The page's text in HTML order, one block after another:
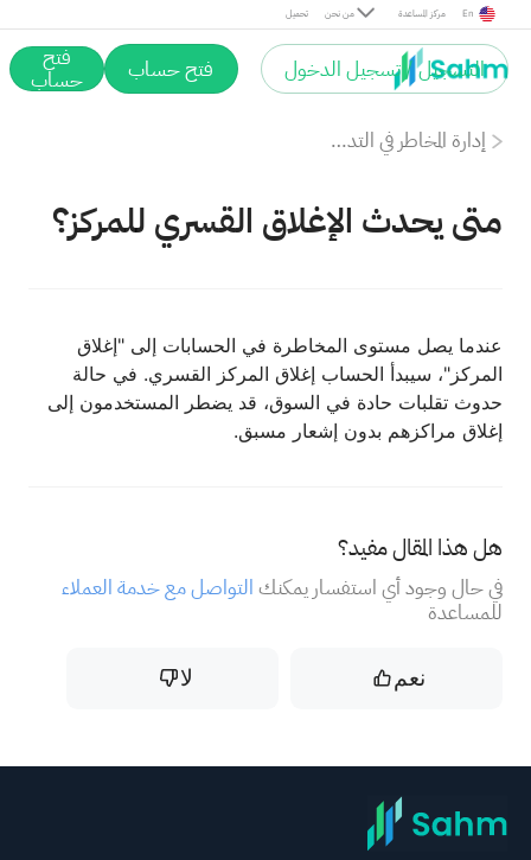
تحميل من نحن مركز المساعدة En
التسجيل / تسجيل الدخول فتح حساب فتح
حساب
إدارة المخاطر في التداول بالهامش
متى يحدث الإغلاق القسري للمركز؟
عندما يصل مستوى المخاطرة في الحسابات إلى "إغلاق
المركز"، سيبدأ الحساب إغلاق المركز القسري. في حالة
حدوث تقلبات حادة في السوق، قد يضطر المستخدمون إلى
إغلاق مراكزهم بدون إشعار مسبق.
هل هذا المقال مفيد؟
في حال وجود أي استفسار يمكنك التواصل مع خدمة العملاء
للمساعدة
نعم لا